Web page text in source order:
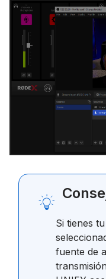
Si tienes
fuente de